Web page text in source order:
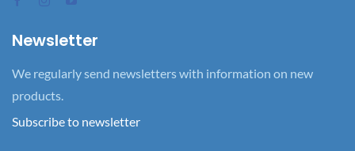
Newsletter
We regularly send newsletters with information on new
products.
Subscribe to newsletter